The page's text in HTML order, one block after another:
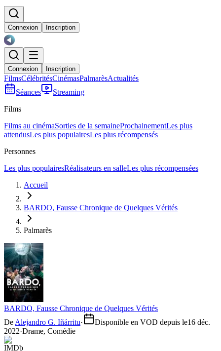
Connexion Inscription
Connexion Inscription
FilmsCélébritésCinémasPalmarèsActualités
Séances
Streaming
Films
Films au cinémaSorties de la semaineProchainementLes plus
attendusLes plus populairesLes plus récompensés
Personnes
Les plus populairesRéalisateurs en salleLes plus récompensées
Accueil
BARDO, Fausse Chronique de Quelques Vérités
Palmarès
BARDO, Fausse Chronique de Quelques Vérités
De Alejandro G. Iñárritu· Disponible en VOD depuis le16 déc.
2022·Drame, Comédie